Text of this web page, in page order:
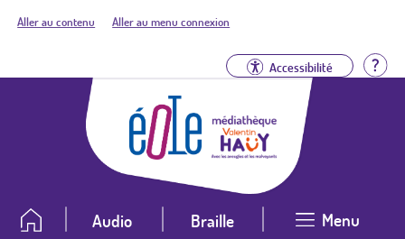
Aller au contenu Aller au menu connexion
Accessibilité
Audio Braille Menu